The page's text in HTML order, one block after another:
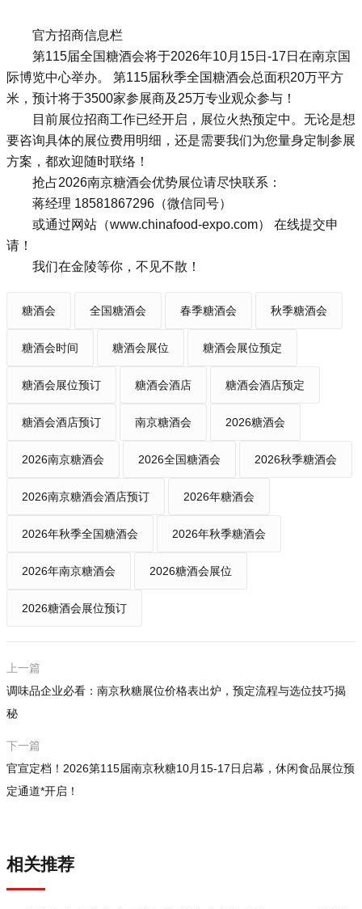
官方招商信息栏
第115届全国糖酒会将于2026年10月15日-17日在南京国
际博览中心举办。 第115届秋季全国糖酒会总面积20万平方
米，预计将于3500家参展商及25万专业观众参与！
目前展位招商工作已经开启，展位火热预定中。无论是想
要咨询具体的展位费用明细，还是需要我们为您量身定制参展
方案，都欢迎随时联络！
抢占2026南京糖酒会优势展位请尽快联系：
蒋经理 18581867296（微信同号）
或通过网站（www.chinafood-expo.com） 在线提交申
请！
我们在金陵等你，不见不散！
糖酒会 全国糖酒会 春季糖酒会 秋季糖酒会
糖酒会时间 糖酒会展位 糖酒会展位预定
糖酒会展位预订 糖酒会酒店 糖酒会酒店预定
糖酒会酒店预订 南京糖酒会 2026糖酒会
2026南京糖酒会 2026全国糖酒会 2026秋季糖酒会
2026南京糖酒会酒店预订 2026年糖酒会
2026年秋季全国糖酒会 2026年秋季糖酒会
2026年南京糖酒会 2026糖酒会展位
2026糖酒会展位预订
上一篇
调味品企业必看：南京秋糖展位价格表出炉，预定流程与选位技巧揭
秘
下一篇
官宣定档！2026第115届南京秋糖10月15-17日启幕，休闲食品展位预
定通道*开启！
相关推荐